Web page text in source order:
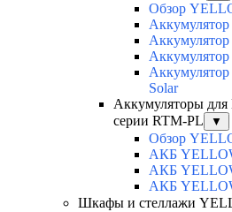
Обзор
Solar
Аккумуляторы
серии RTM-PL
▼
Обзор
АКБ
АКБ
АКБ
Шкафы и стеллажи